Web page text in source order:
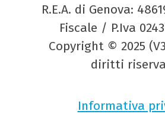
R.E.A. di Genova:
Fiscale / P.Iva
Copyright © 2025
diritti
Informativa